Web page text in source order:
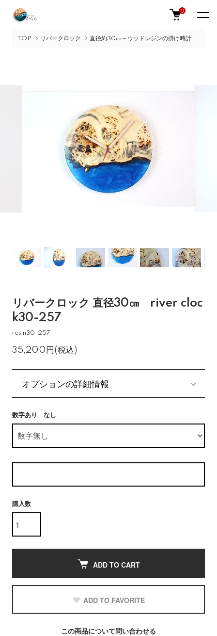
0
TOP リバークロック 直径約30㎝～ウッドレジンの掛け時計
リバークロック 直径30㎝ river cloc
k30-257
resin30-257
35,200円(税込)
オプションの詳細情報
数字あり なし
購入数
ADD TO CART
ADD TO FAVORITE
この商品について問い合わせる